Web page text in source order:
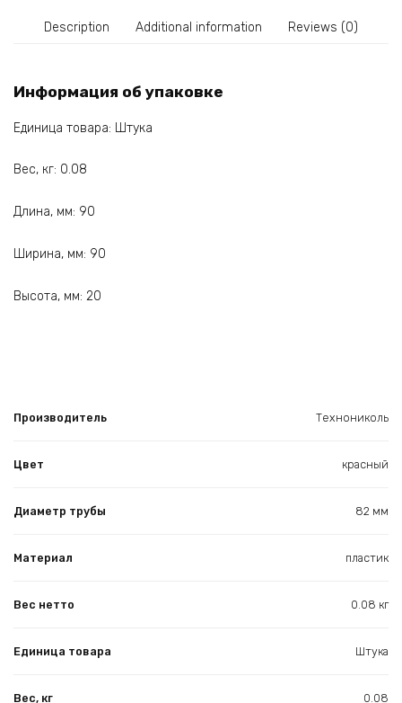
quantity
Description Additional information Reviews (0)
Информация об упаковке
Единица товара: Штука
Вес, кг: 0.08
Длина, мм: 90
Ширина, мм: 90
Высота, мм: 20
Производитель Технониколь
Цвет красный
Диаметр трубы 82 мм
Материал пластик
Вес нетто 0.08 кг
Единица товара Штука
Вес, кг 0.08